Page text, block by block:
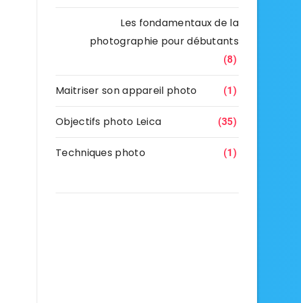
Les fondamentaux de la
photographie pour débutants
(8)
Maitriser son appareil photo (1)
Objectifs photo Leica (35)
Techniques photo (1)